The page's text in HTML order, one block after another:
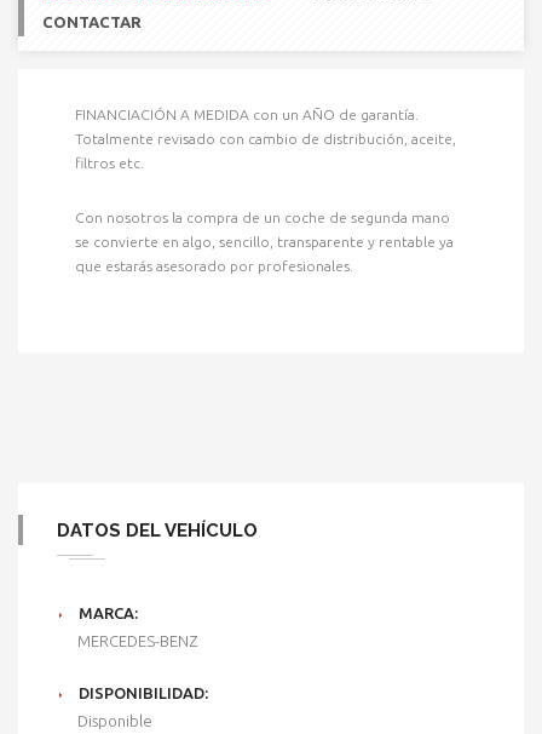
CONTACTAR
FINANCIACIÓN A MEDIDA con un AÑO de garantía.
Totalmente revisado con cambio de distribución, aceite,
filtros etc.
Con nosotros la compra de un coche de segunda mano
se convierte en algo, sencillo, transparente y rentable ya
que estarás asesorado por profesionales.
DATOS DEL VEHÍCULO
MARCA:
MERCEDES-BENZ
DISPONIBILIDAD:
Disponible